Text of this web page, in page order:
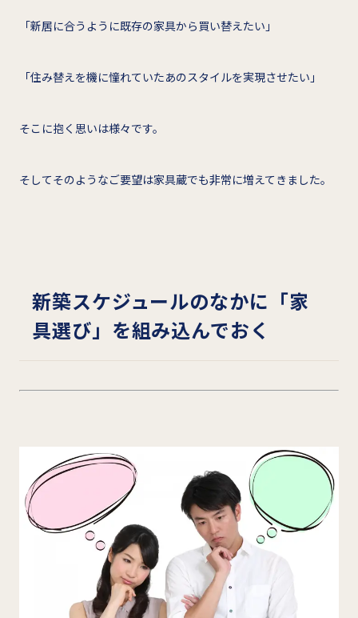
「新居に合うように既存の家具から買い替えたい」
「住み替えを機に憧れていたあのスタイルを実現させたい」
そこに抱く思いは様々です。
そしてそのようなご要望は家具蔵でも非常に増えてきました。
新築スケジュールのなかに「家
具選び」を組み込んでおく